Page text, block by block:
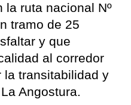
la ruta nacional Nº
tramo de 25
y que
al corredor
la transitabilidad y
Angostura.